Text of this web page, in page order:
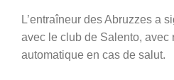
L’entraîneur des Abruzzes a
avec le club de Salento, avec
automatique en cas de salut.